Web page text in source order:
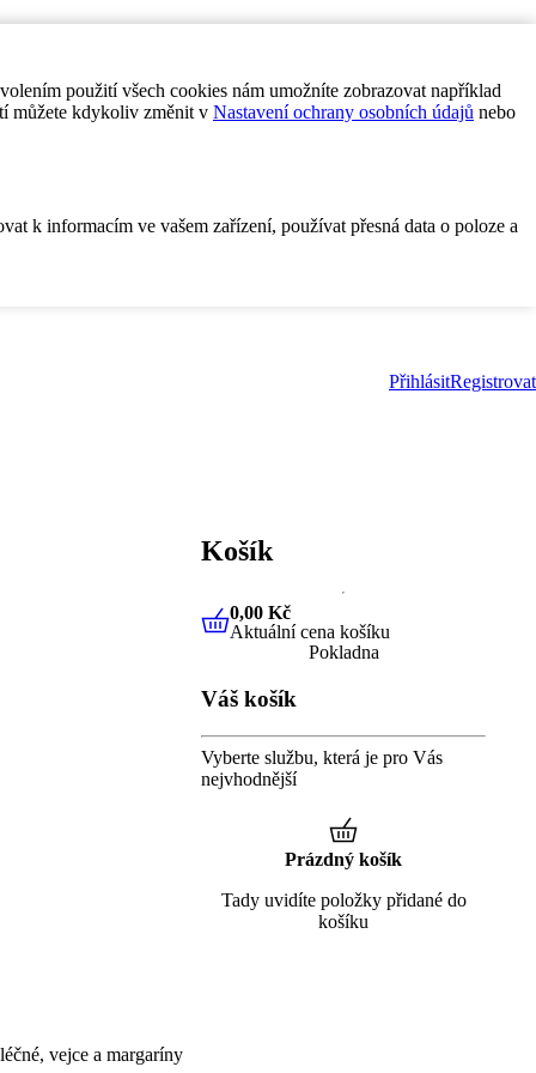
použití všech cookies nám umožníte zobrazovat například
můžete kdykoliv změnit v Nastavení ochrany osobních údajů nebo
k informacím ve vašem zařízení, používat přesná data o poloze a
PřihlásitRegistrovat
vejce a margaríny
Košík
0,00 KčAktuální cena košíku
0,00 Kč
Aktuální cena košíku
Pokladna
Váš košík
Vyberte službu, která je pro Vás
nejvhodnější
Prázdný košík
Tady uvidíte položky přidané do
košíku